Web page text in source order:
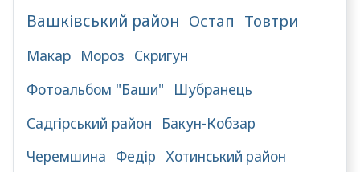
Вашківський район Остап Товтри
Макар Мороз Скригун
Фотоальбом "Баши"
Шубранець
Садгірський район
Бакун-Кобзар
Черемшина
Федір Хотинський район